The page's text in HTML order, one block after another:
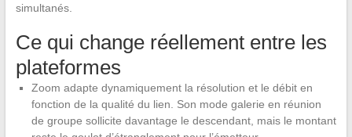
simultanés.
Ce qui change réellement entre les
plateformes
Zoom adapte dynamiquement la résolution et le débit en
fonction de la qualité du lien. Son mode galerie en réunion
de groupe sollicite davantage le descendant, mais le montant